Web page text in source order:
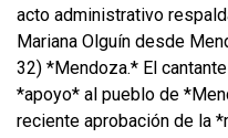
acto administrativo
Mariana Olguín desde
32) *Mendoza.* El
*apoyo* al pueblo de
reciente aprobación de la